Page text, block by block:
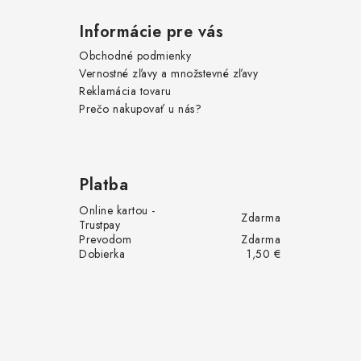
p
Informácie pre vás
Obchodné podmienky
Vernostné zľavy a množstevné zľavy
Reklamácia tovaru
Prečo nakupovať u nás?
Platba
Online kartou -
Trustpay
Zdarma
Prevodom
Zdarma
Dobierka
1,50 €